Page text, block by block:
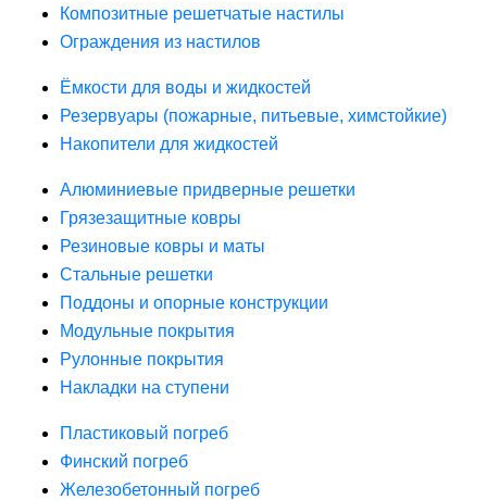
Композитные решетчатые настилы
Ограждения из настилов
Ёмкости для воды и жидкостей
Резервуары (пожарные, питьевые, химстойкие)
Накопители для жидкостей
Алюминиевые придверные решетки
Грязезащитные ковры
Резиновые ковры и маты
Стальные решетки
Поддоны и опорные конструкции
Модульные покрытия
Рулонные покрытия
Накладки на ступени
Пластиковый погреб
Финский погреб
Железобетонный погреб